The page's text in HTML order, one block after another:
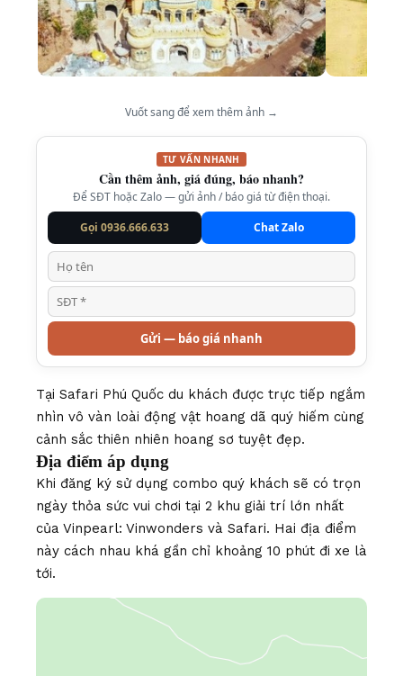
Vuốt sang để xem thêm ảnh →
TƯ VẤN NHANH
Cần thêm ảnh, giá đúng, báo nhanh?
Để SĐT hoặc Zalo — gửi ảnh / báo giá từ điện thoại.
Gọi 0936.666.633
Chat Zalo
Gửi — báo giá nhanh
Tại Safari Phú Quốc du khách được trực tiếp ngắm
nhìn vô vàn loài động vật hoang dã quý hiếm cùng
cảnh sắc thiên nhiên hoang sơ tuyệt đẹp.
Địa điểm áp dụng
Khi đăng ký sử dụng combo quý khách sẽ có trọn
ngày thỏa sức vui chơi tại 2 khu giải trí lớn nhất
của Vinpearl: Vinwonders và Safari. Hai địa điểm
này cách nhau khá gần chỉ khoảng 10 phút đi xe là
tới.